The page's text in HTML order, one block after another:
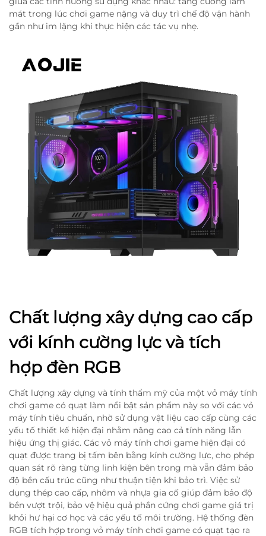
mát trong lúc chơi game nặng và duy trì chế độ vận hành
gần như im lặng khi thực hiện các tác vụ nhẹ.
Chất lượng xây dựng cao cấp
với kính cường lực và tích
hợp đèn RGB
Chất lượng xây dựng và tính thẩm mỹ của một vỏ máy tính
chơi game có quạt làm nổi bật sản phẩm này so với các vỏ
máy tính tiêu chuẩn, nhờ sử dụng vật liệu cao cấp cùng các
yếu tố thiết kế hiện đại nhằm nâng cao cả tính năng lẫn
hiệu ứng thị giác. Các vỏ máy tính chơi game hiện đại có
quạt được trang bị tấm bên bằng kính cường lực, cho phép
quan sát rõ ràng từng linh kiện bên trong mà vẫn đảm bảo
độ bền cấu trúc cũng như thuận tiện khi bảo trì. Việc sử
dụng thép cao cấp, nhôm và nhựa gia cố giúp đảm bảo độ
bền vượt trội, bảo vệ hiệu quả phần cứng chơi game giá trị
khỏi hư hại cơ học và các yếu tố môi trường. Hệ thống đèn
RGB tích hợp trong vỏ máy tính chơi game có quạt tạo ra